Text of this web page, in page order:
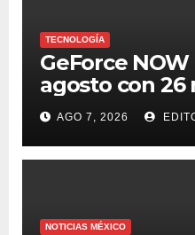
TECNOLOGÍA
GeForce
agosto con 26
AGO 7, 2026
NOTICIAS MÉXICO